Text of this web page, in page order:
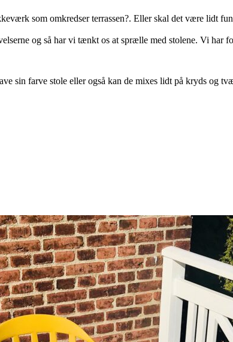
som omkredser terrassen?. Eller skal det være lidt
og så har vi tænkt os at sprælle med stolene. Vi har
sin farve stole eller også kan de mixes lidt på kryds og